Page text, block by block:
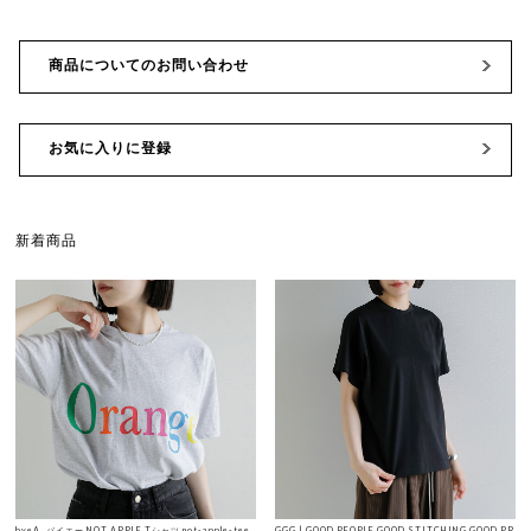
商品についてのお問い合わせ
お気に入りに登録
新着商品